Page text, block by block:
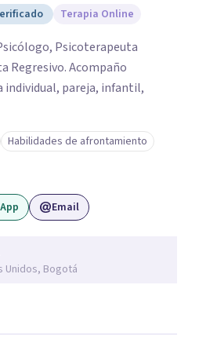
Terapia Online
Psicoterapeuta
Regresivo. Acompaño
individual, pareja, infantil,
Habilidades de afrontamiento
Email
Unidos, Bogotá